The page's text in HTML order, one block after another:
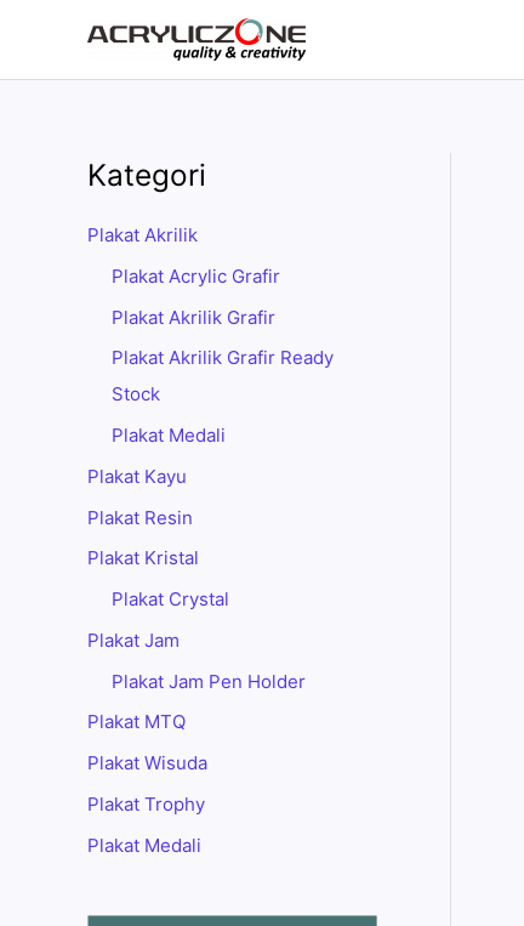
Kategori
Plakat Akrilik
Plakat Acrylic Grafir
Plakat Akrilik Grafir
Plakat Akrilik Grafir Ready
Stock
Plakat Medali
Plakat Kayu
Plakat Resin
Plakat Kristal
Plakat Crystal
Plakat Jam
Plakat Jam Pen Holder
Plakat MTQ
Plakat Wisuda
Plakat Trophy
Plakat Medali